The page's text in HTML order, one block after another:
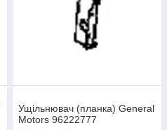
Ущільнювач (планка) General
Motors 96222777